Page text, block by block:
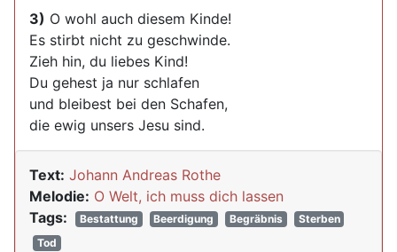
3) O wohl auch diesem Kinde!
Es stirbt nicht zu geschwinde.
Zieh hin, du liebes Kind!
Du gehest ja nur schlafen
und bleibest bei den Schafen,
die ewig unsers Jesu sind.
Text: Johann Andreas Rothe
Melodie: O Welt, ich muss dich lassen
Tags:
Bestattung Beerdigung Begräbnis
Sterben
Tod